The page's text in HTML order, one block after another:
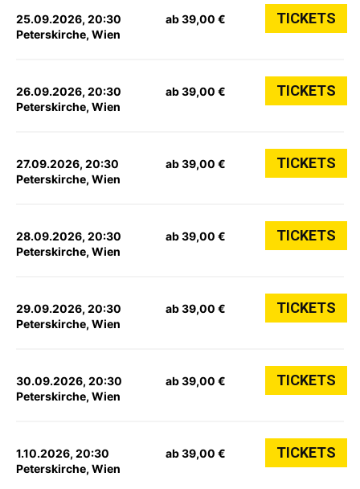
25.09.2026, 20:30
Peterskirche, Wien
ab 39,00 € TICKETS
26.09.2026, 20:30
Peterskirche, Wien
ab 39,00 € TICKETS
27.09.2026, 20:30
Peterskirche, Wien
ab 39,00 € TICKETS
28.09.2026, 20:30
Peterskirche, Wien
ab 39,00 € TICKETS
29.09.2026, 20:30
Peterskirche, Wien
ab 39,00 € TICKETS
30.09.2026, 20:30
Peterskirche, Wien
ab 39,00 € TICKETS
1.10.2026, 20:30
Peterskirche, Wien
ab 39,00 € TICKETS